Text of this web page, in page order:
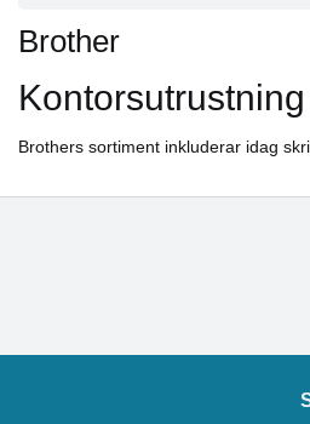
Brother
Brothers sortiment inkluderar idag